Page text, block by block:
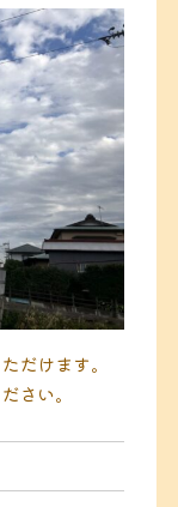
だけます。
さい。